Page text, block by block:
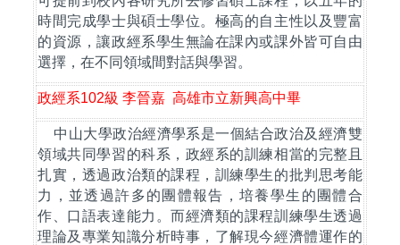
時間完成學士與碩士學位。極高的自主性以及豐富
的資源，讓政經系學生無論在課內或課外皆可自由
選擇，在不同領域間對話與學習。
政經系102級 李晉嘉 高雄市立新興高中畢
中山大學政治經濟學系是一個結合政治及經濟雙
領域共同學習的科系，政經系的訓練相當的完整且
扎實，透過政治類的課程，訓練學生的批判思考能
力，並透過許多的團體報告，培養學生的團體合
作、口語表達能力。而經濟類的課程訓練學生透過
理論及專業知識分析時事，了解現今經濟體運作的